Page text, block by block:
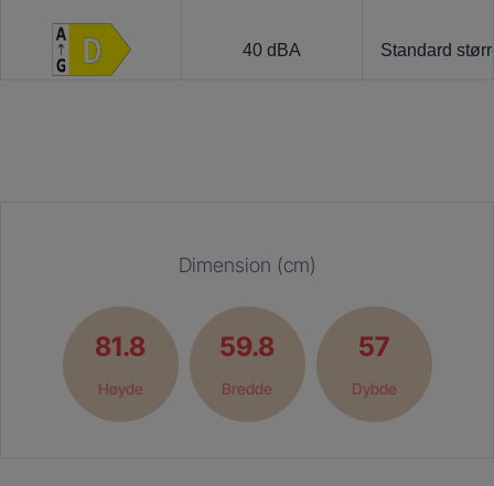
40 dBA Standard
Dimension (cm)
81.8
Høyde
59.8
Bredde
57
Dybde